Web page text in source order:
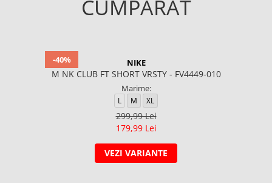
CUMPARAT
-40% NIKE
M NK CLUB FT SHORT VRSTY - FV4449-010
Marime:
L M XL
299,99 Lei
179,99 Lei
VEZI VARIANTE